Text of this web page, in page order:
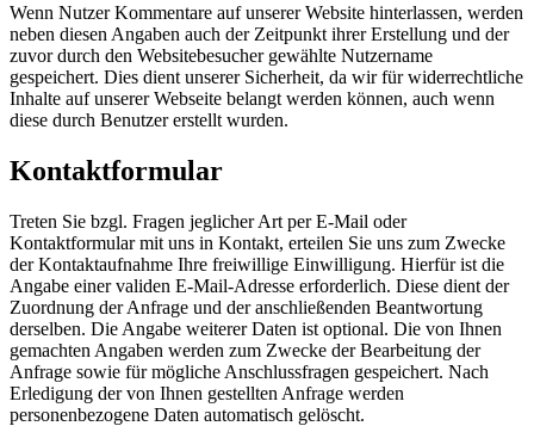
Wenn Nutzer Kommentare auf unserer Website hinterlassen, werden
neben diesen Angaben auch der Zeitpunkt ihrer Erstellung und der
zuvor durch den Websitebesucher gewählte Nutzername
gespeichert. Dies dient unserer Sicherheit, da wir für widerrechtliche
Inhalte auf unserer Webseite belangt werden können, auch wenn
diese durch Benutzer erstellt wurden.
Kontaktformular
Treten Sie bzgl. Fragen jeglicher Art per E-Mail oder
Kontaktformular mit uns in Kontakt, erteilen Sie uns zum Zwecke
der Kontaktaufnahme Ihre freiwillige Einwilligung. Hierfür ist die
Angabe einer validen E-Mail-Adresse erforderlich. Diese dient der
Zuordnung der Anfrage und der anschließenden Beantwortung
derselben. Die Angabe weiterer Daten ist optional. Die von Ihnen
gemachten Angaben werden zum Zwecke der Bearbeitung der
Anfrage sowie für mögliche Anschlussfragen gespeichert. Nach
Erledigung der von Ihnen gestellten Anfrage werden
personenbezogene Daten automatisch gelöscht.